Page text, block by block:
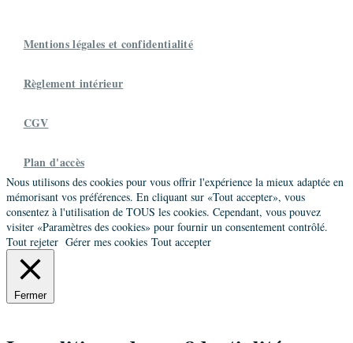
Mentions légales et confidentialité
Règlement intérieur
CGV
Plan d'accès
Nous utilisons des cookies pour vous offrir l'expérience la mieux adaptée en
mémorisant vos préférences. En cliquant sur «Tout accepter», vous
consentez à l'utilisation de TOUS les cookies. Cependant, vous pouvez
visiter «Paramètres des cookies» pour fournir un consentement contrôlé.
Tout rejeter Gérer mes cookies Tout accepter
Fermer